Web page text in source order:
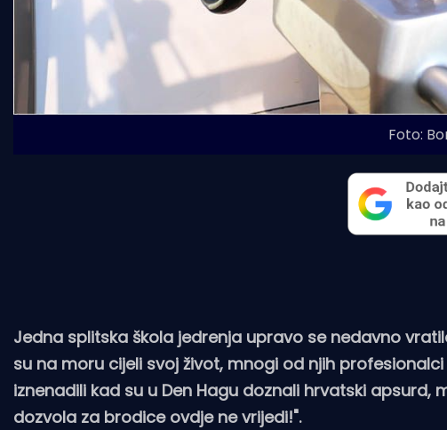
Foto:
Jedna splitska škola jedrenja upravo se nedavno
su na moru cijeli svoj život, mnogi od njih
iznenadili kad su u Den Hagu doznali hrvatski
dozvola za brodice ovdje ne vrijedi!".